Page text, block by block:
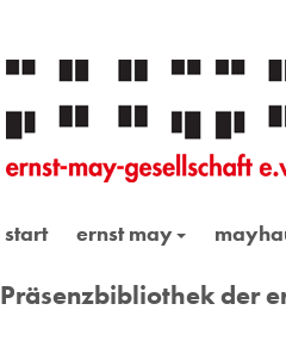
start ernst may
Präsenzbibliothek der